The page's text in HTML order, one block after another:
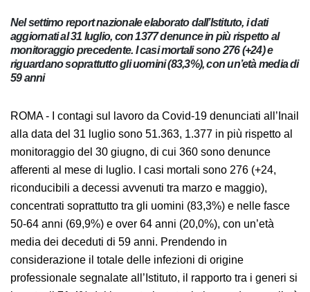
Nel settimo report nazionale elaborato dall’Istituto, i dati
aggiornati al 31 luglio, con 1377 denunce in più rispetto al
monitoraggio precedente. I casi mortali sono 276 (+24) e
riguardano soprattutto gli uomini (83,3%), con un’età
media di 59 anni
ROMA - I contagi sul lavoro da Covid-19 denunciati
all’Inail alla data del 31 luglio sono 51.363, 1.377 in più
rispetto al monitoraggio del 30 giugno, di cui 360 sono
denunce afferenti al mese di luglio. I casi mortali sono
276 (+24, riconducibili a decessi avvenuti tra marzo e
maggio), concentrati soprattutto tra gli uomini (83,3%)
e nelle fasce 50-64 anni (69,9%) e over 64 anni (20,0%),
con un’età media dei deceduti di 59 anni. Prendendo in
considerazione il totale delle infezioni di origine
professionale segnalate all’Istituto, il rapporto tra i